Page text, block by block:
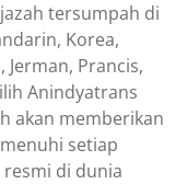
tersumpah di
Korea,
Jerman, Prancis,
Anindyatrans
akan memberikan
setiap
di dunia